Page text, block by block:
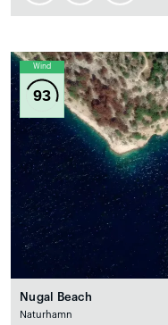
Wind
93
Nugal Beach
Naturhamn